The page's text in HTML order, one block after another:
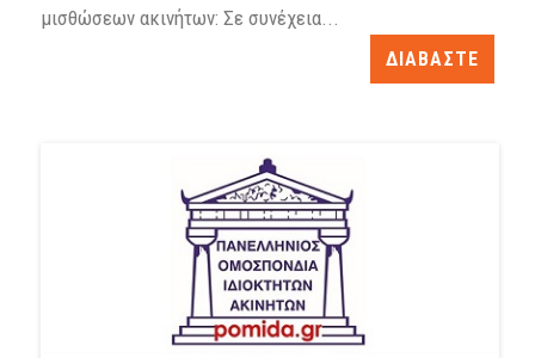
μισθώσεων ακινήτων: Σε συνέχεια...
ΔΙΑΒΑΣΤΕ